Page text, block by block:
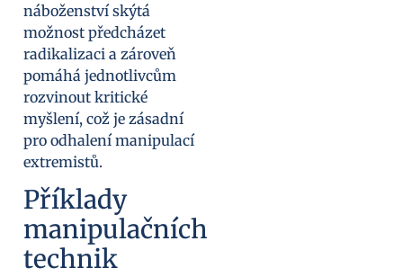
náboženství skýtá
možnost předcházet
radikalizaci a zároveň
pomáhá jednotlivcům
rozvinout kritické
myšlení, což je zásadní
pro odhalení manipulací
extremistů.
Příklady
manipulačních
technik